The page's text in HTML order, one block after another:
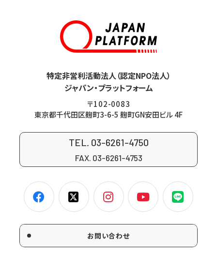
特定非営利活動法人（認定NPO法人）
ジャパン・プラットフォーム
〒102-0083
東京都千代田区麹町3-6-5 麹町GN安田ビル 4F
TEL. 03-6261-4750
FAX. 03-6261-4753
お問い合わせ